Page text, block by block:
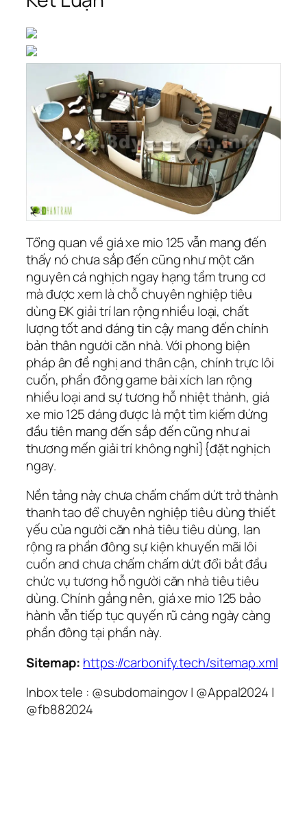
Tổng quan về giá xe mio 125 vẫn mang đến
thấy nó chưa sắp đến cũng như một căn
nguyên cá nghịch ngay hạng tầm trung cơ
mà được xem là chỗ chuyên nghiệp tiêu
dùng ĐK giải trí lan rộng nhiều loại, chất
lượng tốt and đáng tin cậy mang đến chính
bản thân người căn nhà. Với phong biện
pháp ân đề nghị and thân cận, chính trực lôi
cuốn, phần đông game bài xích lan rộng
nhiều loại and sự tương hỗ nhiệt thành, giá
xe mio 125 đáng được là một tìm kiếm đứng
đầu tiên mang đến sắp đến cũng như ai
thương mến giải trí không nghỉ}{đặt nghịch
ngay.
Nền tảng này chưa chấm chấm dứt trở thành
thanh tao để chuyên nghiệp tiêu dùng thiết
yếu của người căn nhà tiêu tiêu dùng, lan
rộng ra phần đông sự kiện khuyến mãi lôi
cuốn and chưa chấm chấm dứt đổi bắt đầu
chức vụ tương hỗ người căn nhà tiêu tiêu
dùng. Chính gắng nên, giá xe mio 125 bảo
hành vẫn tiếp tục quyến rũ càng ngày càng
phần đông tại phần này.
Sitemap: https://carbonify.tech/sitemap.xml
Inbox tele : @subdomaingov | @Appal2024 |
@fb882024